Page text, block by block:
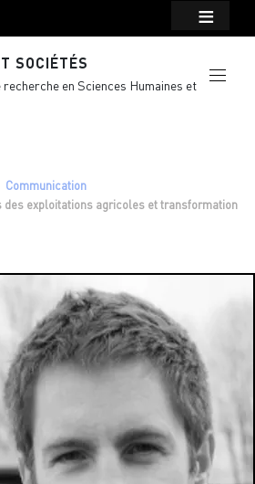
SOCIÉTÉS
en Sciences Humaines et
Communication
des exploitations agricoles et transformation